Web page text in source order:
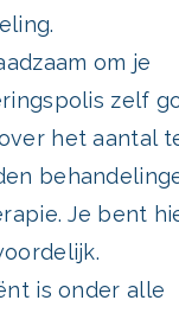
om je
zelf
het aantal
Je bent
is onder alle